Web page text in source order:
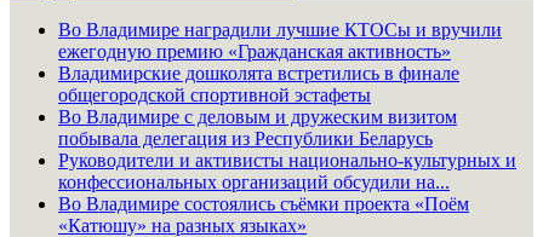
Во Владимире наградили лучшие КТОСы и вручили
ежегодную премию «Гражданская активность»
Владимирские дошколята встретились в финале
общегородской спортивной эстафеты
Во Владимире с деловым и дружеским визитом
побывала делегация из Республики Беларусь
Руководители и активисты национально-культурных и
конфессиональных организаций обсудили на...
Во Владимире состоялись съёмки проекта «Поём
«Катюшу» на разных языках»